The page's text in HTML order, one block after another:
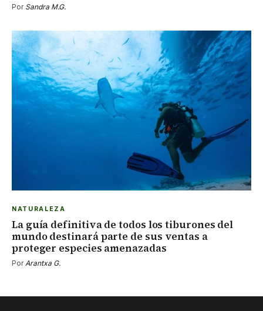
Por Sandra M.G.
NATURALEZA
La guía definitiva de todos los tiburones del
mundo destinará parte de sus ventas a
proteger especies amenazadas
PorArantxa G.